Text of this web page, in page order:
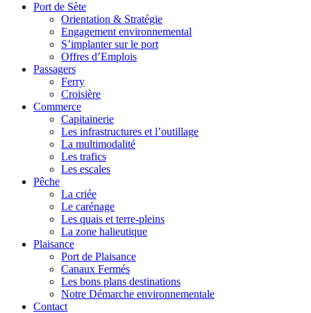
Port de Sète
Orientation & Stratégie
Engagement environnemental
S’implanter sur le port
Offres d’Emplois
Passagers
Ferry
Croisière
Commerce
Capitainerie
Les infrastructures et l’outillage
La multimodalité
Les trafics
Les escales
Pêche
La criée
Le carénage
Les quais et terre-pleins
La zone halieutique
Plaisance
Port de Plaisance
Canaux Fermés
Les bons plans destinations
Notre Démarche environnementale
Contact